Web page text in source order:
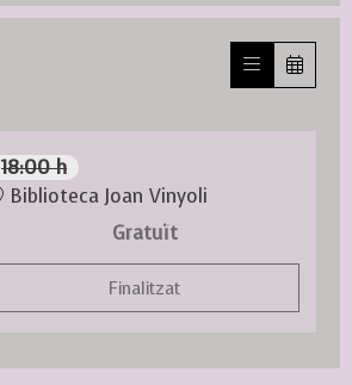
18:00 h
Biblioteca Joan Vinyoli
Gratuït
Finalitzat